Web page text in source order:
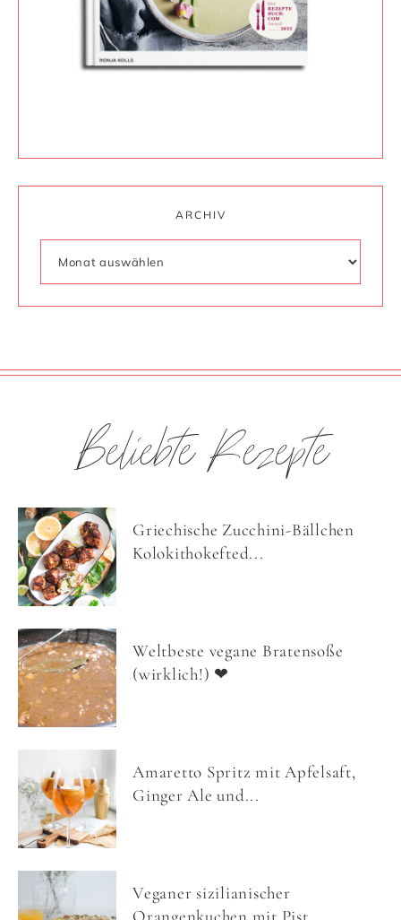
ARCHIV
Beliebte Rezepte
Griechische Zucchini-Bällchen
Kolokithokefted...
Weltbeste vegane Bratensoße
(wirklich!) ❤
Amaretto Spritz mit Apfelsaft,
Ginger Ale und...
Veganer sizilianischer